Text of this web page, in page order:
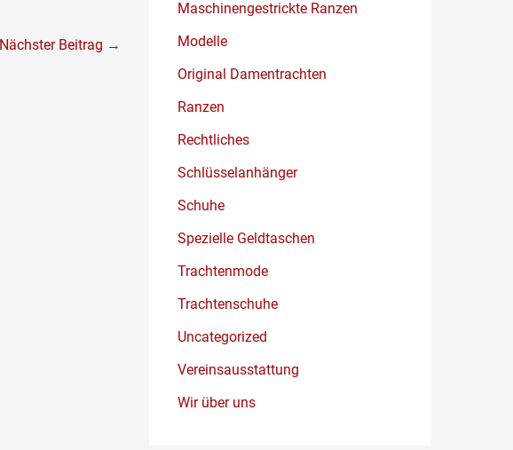
Nächster Beitrag →
Maschinengestrickte Ranzen
Modelle
Original Damentrachten
Ranzen
Rechtliches
Schlüsselanhänger
Schuhe
Spezielle Geldtaschen
Trachtenmode
Trachtenschuhe
Uncategorized
Vereinsausstattung
Wir über uns